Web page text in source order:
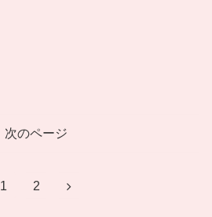
次のページ
1 2